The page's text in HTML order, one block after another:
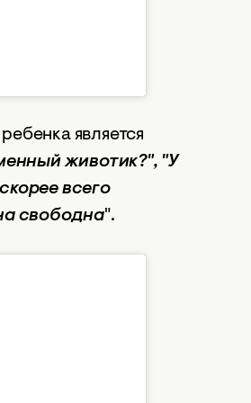
является
животик?", "У
всего
свободна".